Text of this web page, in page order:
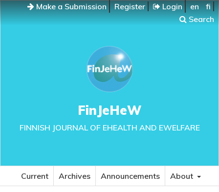
Make a Submission Register Login en
fi
Search
FinJeHeW
FINNISH JOURNAL OF EHEALTH AND EWELFARE
Current Archives Announcements About